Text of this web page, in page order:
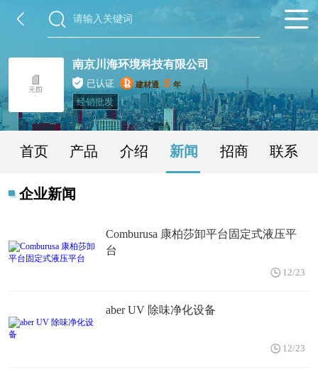
南京川海环境科技有限公司
已认证 建材通 5 年
经销批发
首页 产品 介绍 新闻 招商 联系
企业新闻
Comburusa 康柏莎卸平台固定式液压平
台
12/23
aber UV 除味净化设备
12/23